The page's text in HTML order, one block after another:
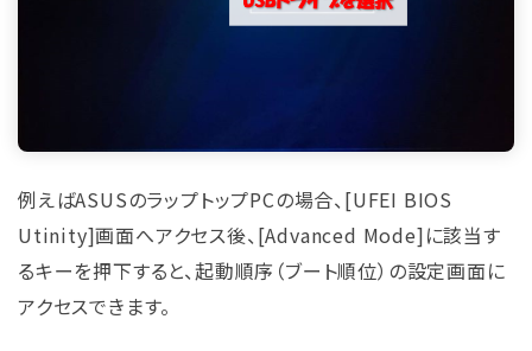
例えばASUSのラップトップPCの場合、[UFEI BIOS
Utinity]画面へアクセス後、[Advanced Mode]に該当す
るキーを押下すると、起動順序（ブート順位）の設定画面に
アクセスできます。